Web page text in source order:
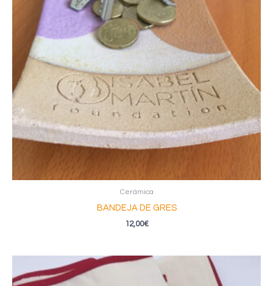
Cerámica
BANDEJA DE GRES
12,00€